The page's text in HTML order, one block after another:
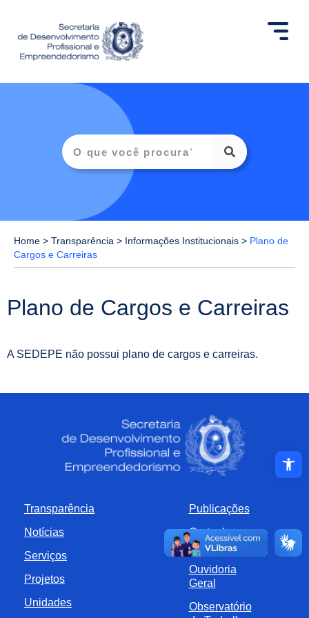
Abrir a
Home > Transparência > Informações Institucionais > Plano de
Cargos e Carreiras
Plano de Cargos e Carreiras
A SEDEPE não possui plano de cargos e carreiras.
Transparência
Notícias
Serviços
Projetos
Unidades
Publicações
Carta de
Serviços
Ouvidoria
Geral
Observatório